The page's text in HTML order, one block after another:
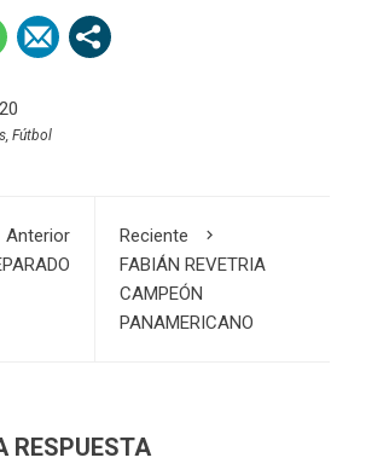
Fútbol
Anterior
Reciente
FABIÁN REVETRIA
CAMPEÓN
PANAMERICANO
RESPUESTA